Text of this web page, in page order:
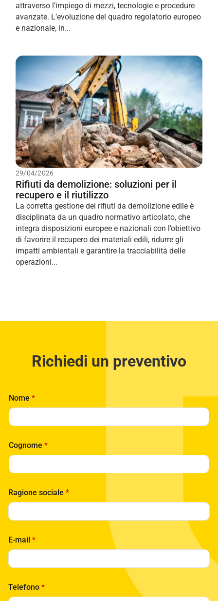
attraverso l’impiego di mezzi, tecnologie e procedure
avanzate. L’evoluzione del quadro regolatorio europeo
e nazionale, in...
29/04/2026
Rifiuti da demolizione: soluzioni per il
recupero e il riutilizzo
La corretta gestione dei rifiuti da demolizione edile è
disciplinata da un quadro normativo articolato, che
integra disposizioni europee e nazionali con l’obiettivo
di favorire il recupero dei materiali edili, ridurre gli
impatti ambientali e garantire la tracciabilità delle
operazioni...
Richiedi un preventivo
Nome *
Cognome *
Ragione sociale *
E-mail *
Telefono *